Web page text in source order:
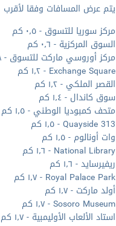
يتم عرض المسافات وفقا لأقرب 0,1 كيلومتر.
مركز سوريا للتسوق - ٠٫٥ كم
السوق المركزية - ٠٫٦ كم
مركز أوروسي ماركت للتسوق - ٠٫٨ كم
Exchange Square - ١٫٢ كم
القصر الملكي - ١٫٢ كم
سوق كاندال - ١٫٤ كم
متحف كمبوديا الوطني - ١٫٥ كم
313 Quayside - ١٫٥ كم
وات أونالوم - ١٫٥ كم
National Library - ١٫٦ كم
ريفيرسايد - ١٫٦ كم
Royal Palace Park - ١٫٧ كم
أولد ماركت - ١٫٧ كم
Sosoro Museum - ١٫٧ كم
استاد الألعاب الأوليمبية - ١٫٧ كم